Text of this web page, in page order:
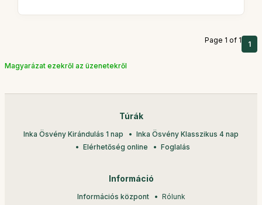
Page 1 of 1 1
Magyarázat ezekről az üzenetekről
Túrák
Inka Ösvény Kirándulás 1 nap
Inka Ösvény Klasszikus 4 nap
Elérhetőség online
Foglalás
Információ
Információs központ Rólunk